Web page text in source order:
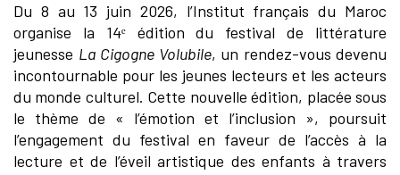
Du 8 au 13 juin 2026, l’Institut français du Maroc
organise la 14ᵉ édition du festival de littérature
jeunesse La Cigogne Volubile, un rendez-vous devenu
incontournable pour les jeunes lecteurs et les acteurs
du monde culturel. Cette nouvelle édition, placée sous
le thème de « l’émotion et l’inclusion », poursuit
l’engagement du festival en faveur de l’accès à la
lecture et de l’éveil artistique des enfants à travers